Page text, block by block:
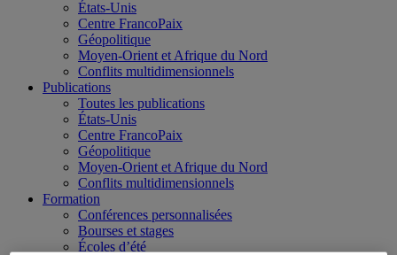
États-Unis
Centre FrancoPaix
Géopolitique
Moyen-Orient et Afrique du Nord
Conflits multidimensionnels
Publications
Toutes les publications
États-Unis
Centre FrancoPaix
Géopolitique
Moyen-Orient et Afrique du Nord
Conflits multidimensionnels
Formation
Conférences personnalisées
Bourses et stages
Écoles d’été